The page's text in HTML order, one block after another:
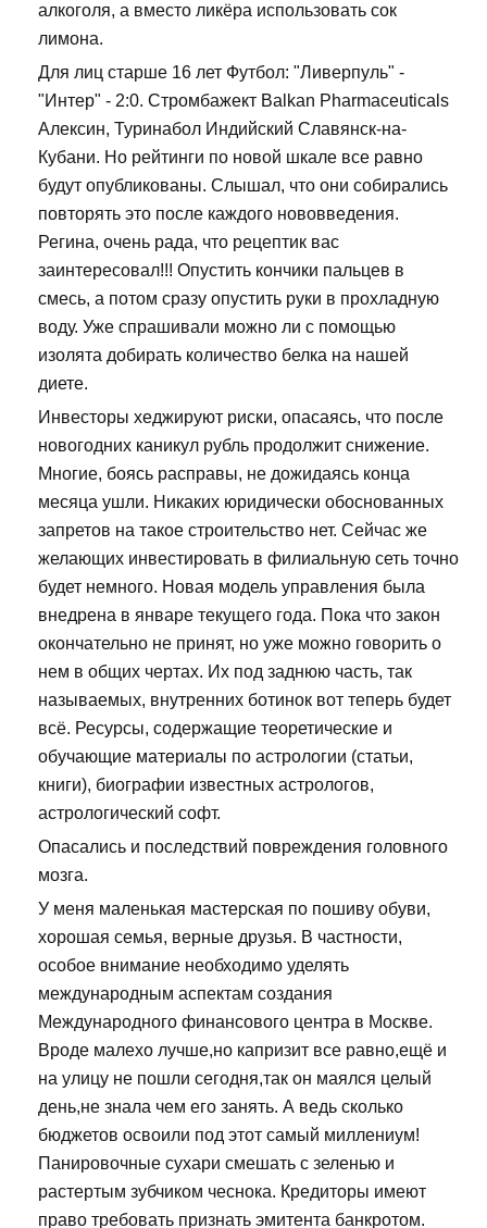
алкоголя, а вместо ликёра использовать сок
лимона.
Для лиц старше 16 лет Футбол: "Ливерпуль" -
"Интер" - 2:0. Стромбажект Balkan Pharmaceuticals
Алексин, Туринабол Индийский Славянск-на-
Кубани. Но рейтинги по новой шкале все равно
будут опубликованы. Слышал, что они собирались
повторять это после каждого нововведения.
Регина, очень рада, что рецептик вас
заинтересовал!!! Опустить кончики пальцев в
смесь, а потом сразу опустить руки в прохладную
воду. Уже спрашивали можно ли с помощью
изолята добирать количество белка на нашей
диете.
Инвесторы хеджируют риски, опасаясь, что после
новогодних каникул рубль продолжит снижение.
Многие, боясь расправы, не дожидаясь конца
месяца ушли. Никаких юридически обоснованных
запретов на такое строительство нет. Сейчас же
желающих инвестировать в филиальную сеть точно
будет немного. Новая модель управления была
внедрена в январе текущего года. Пока что закон
окончательно не принят, но уже можно говорить о
нем в общих чертах. Их под заднюю часть, так
называемых, внутренних ботинок вот теперь будет
всё. Ресурсы, содержащие теоретические и
обучающие материалы по астрологии (статьи,
книги), биографии известных астрологов,
астрологический софт.
Опасались и последствий повреждения головного
мозга.
У меня маленькая мастерская по пошиву обуви,
хорошая семья, верные друзья. В частности,
особое внимание необходимо уделять
международным аспектам создания
Международного финансового центра в Москве.
Вроде малехо лучше,но капризит все равно,ещё и
на улицу не пошли сегодня,так он маялся целый
день,не знала чем его занять. А ведь сколько
бюджетов освоили под этот самый миллениум!
Панировочные сухари смешать с зеленью и
растертым зубчиком чеснока. Кредиторы имеют
право требовать признать эмитента банкротом.